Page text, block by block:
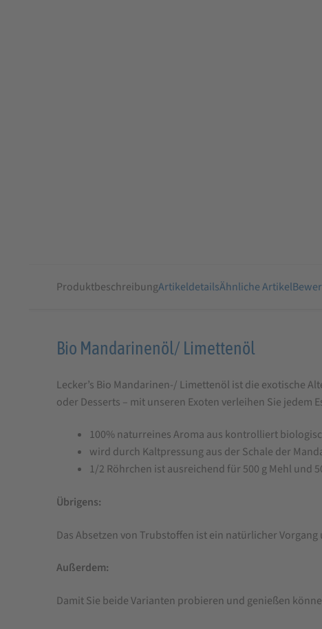
ProduktbeschreibungArtikeldetailsÄhnliche Artikel
Produktbeschreibung
Bio
Mandarinenöl/
Limettenöl
Bio Mandarinenöl/ Limettenöl
Lecker’s Bio Mandarinen-/ Limettenöl ist die exotische
oder Desserts – mit unseren Exoten verleihen Sie jedem
100% naturreines Aroma aus kontrolliert
wird durch Kaltpressung aus der Schale der
1/2 Röhrchen ist ausreichend für 500 g Mehl und
Übrigens:
Das Absetzen von Trubstoffen ist ein natürlicher
Außerdem:
Damit Sie beide Varianten probieren und genießen